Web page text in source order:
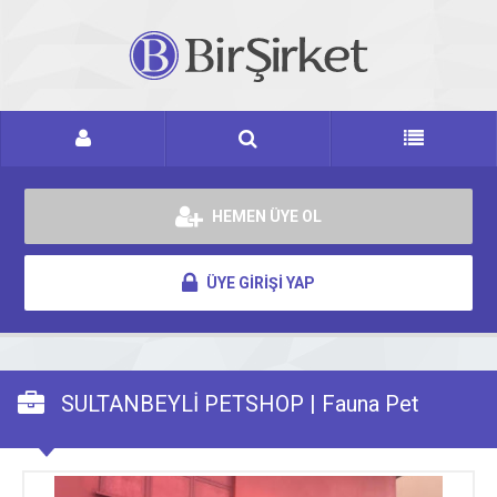
HEMEN ÜYE OL
ÜYE GİRİŞİ YAP
SULTANBEYLİ PETSHOP | Fauna Pet
Supplies